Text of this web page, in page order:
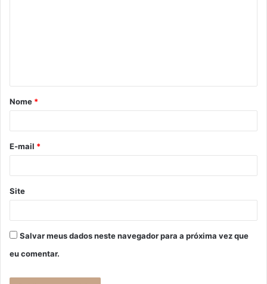
á
r
*
Nome *
E-mail *
Site
Salvar meus dados neste navegador para a próxima vez que
eu comentar.